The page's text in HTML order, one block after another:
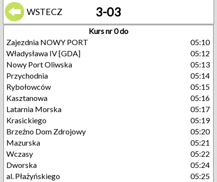
WSTECZ 3-03
Kurs nr 0 do
Zajezdnia NOWY PORT
05:10
Władysława IV [GDA]
05:12
Nowy Port Oliwska
05:13
Przychodnia
05:14
Rybołowców
05:15
Kasztanowa
05:16
Latarnia Morska
05:17
Krasickiego
05:19
Brzeźno Dom Zdrojowy
05:20
Mazurska
05:21
Wczasy
05:22
Dworska
05:24
al. Płażyńskiego
05:25